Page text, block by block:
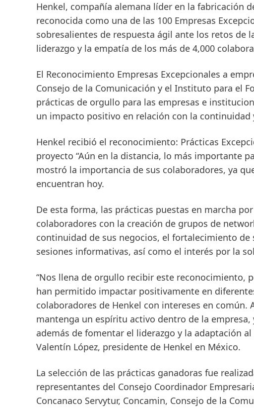
Henkel, compañía alemana líder en la fabricación
reconocida como una de las 100 Empresas
sobresalientes de respuesta ágil ante los retos de
liderazgo y la empatía de los más de 4,000
El Reconocimiento Empresas Excepcionales a
Consejo de la Comunicación y el Instituto para el
prácticas de orgullo para las empresas e
un impacto positivo en relación con la
Henkel recibió el reconocimiento: Prácticas
proyecto “Aún en la distancia, lo más importante
mostró la importancia de sus colaboradores, ya
encuentran hoy.
De esta forma, las prácticas puestas en marcha
colaboradores con la creación de grupos de
continuidad de sus negocios, el fortalecimiento
sesiones informativas, así como el interés por la
“Nos llena de orgullo recibir este reconocimiento,
han permitido impactar positivamente en
colaboradores de Henkel con intereses en
mantenga un espíritu activo dentro de la
además de fomentar el liderazgo y la adaptación
Valentín López, presidente de Henkel en México.
La selección de las prácticas ganadoras fue
representantes del Consejo Coordinador
Concanaco Servytur, Concamin, Consejo de la